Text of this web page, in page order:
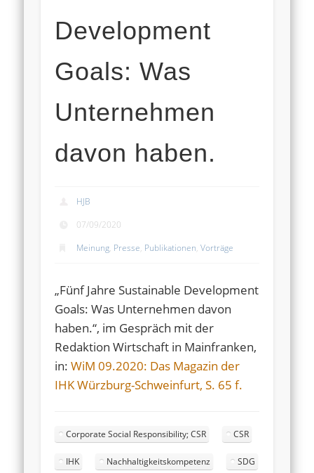
Development
Goals: Was
Unternehmen
davon haben.
HJB
07/09/2020
Meinung, Presse, Publikationen,Vorträge
„Fünf Jahre Sustainable Development
Goals: Was Unternehmen davon
haben.“, im Gespräch mit der
Redaktion Wirtschaft in Mainfranken,
in:WiM 09.2020: Das Magazin der
IHK Würzburg-Schweinfurt, S. 65 f.
Corporate Social Responsibility; CSR CSR
IHK Nachhaltigkeitskompetenz SDG